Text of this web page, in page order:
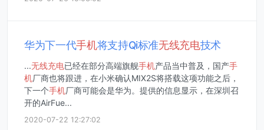
华为下一代手机将支持Qi标准无线充电技术
...无线充电已经在部分高端旗舰手机产品当中普及，国产手
机厂商也将跟进，在小米确认MIX2S将搭载这项功能之后，
下一个手机厂商可能会是华为。提供的信息显示，在深圳召
开的AirFue...
2020-07-22 12:27:02